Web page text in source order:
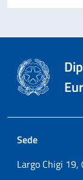
Sede
Largo Chigi